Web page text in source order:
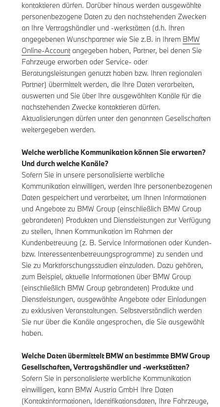
kontaktieren dürfen. Darüber hinaus werden ausgewählte
personenbezogene Daten zu den nachstehenden Zwecken
an Ihre Vertragshändler und -werkstätten (d.h. Ihren
angegebenen Wunschpartner wie Sie z.B. in Ihrem BMW
Online-Accountangegeben haben, Partner, bei denen Sie
Fahrzeuge erworben oder Service- oder
Beratungsleistungen genutzt haben bzw. Ihren regionalen
Partner) übermittelt werden, die Ihre Daten verarbeiten,
auswerten und Sie über Ihre ausgewählten Kanäle für die
nachstehenden Zwecke kontaktieren dürfen.
Aktualisierungen dürfen unter den genannten Gesellschaften
weitergegeben werden.
Welche werbliche Kommunikation können Sie erwarten?
Und durch welche Kanäle?
Sofern Sie in unsere personalisierte werbliche
Kommunikation einwilligen, werden Ihre personenbezogenen
Daten gespeichert und verarbeitet, um Ihnen Informationen
und Angebote zu BMW Group (einschließlich BMW Group
gebrandeten) Produkten und Dienstleistungen zur Verfügung
zu stellen, Ihnen Kommunikation im Rahmen der
Kundenbetreuung (z. B. Service Informationen oder Kunden-
bzw. Interessentenbetreuungsprogramme) zu senden und
Sie zu Marktforschungsstudien einzuladen. Dazu gehören,
zum Beispiel, aktuelle Informationen über BMW Group
(einschließlich BMW Group gebrandeten) Produkte und
Dienstleistungen, ausgewählte Angebote oder Einladungen
zu exklusiven Veranstaltungen. Selbstverständlich werden
Sie nur über die Kanäle angesprochen, die Sie ausgewählt
haben.
Welche Daten übermittelt BMW an bestimmte BMW Group
Gesellschaften, Vertragshändler und -werkstätten?
Sofern Sie in personalisierte werbliche Kommunikation
einwilligen, kann BMW Austria GmbH Ihre Daten
(Kontaktinformationen, Identifikationsdaten, Ihre Fahrzeuge,